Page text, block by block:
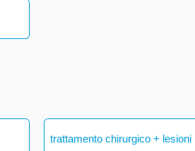
trattamento chirurgico + lesioni